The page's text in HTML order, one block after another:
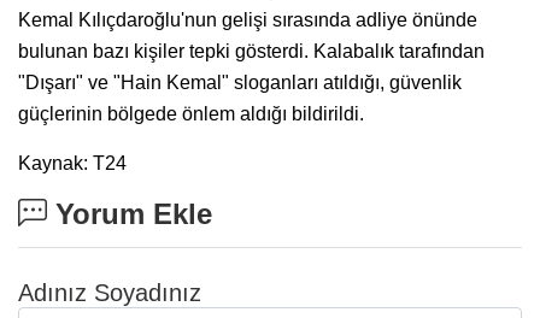
Kemal Kılıçdaroğlu'nun gelişi sırasında adliye önünde
bulunan bazı kişiler tepki gösterdi. Kalabalık tarafından
"Dışarı" ve "Hain Kemal" sloganları atıldığı, güvenlik
güçlerinin bölgede önlem aldığı bildirildi.
Kaynak: T24
Yorum Ekle
Adınız Soyadınız